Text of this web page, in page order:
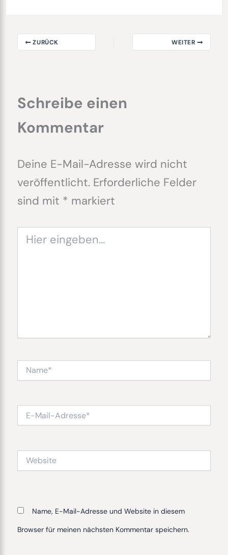
ZURÜCK WEITER
Schreibe einen
Kommentar
Deine E-Mail-Adresse wird nicht
veröffentlicht. Erforderliche Felder
sind mit * markiert
eingeben…
Mail-
Name, E-Mail-Adresse und Website in diesem
Browser für meinen nächsten Kommentar speichern.